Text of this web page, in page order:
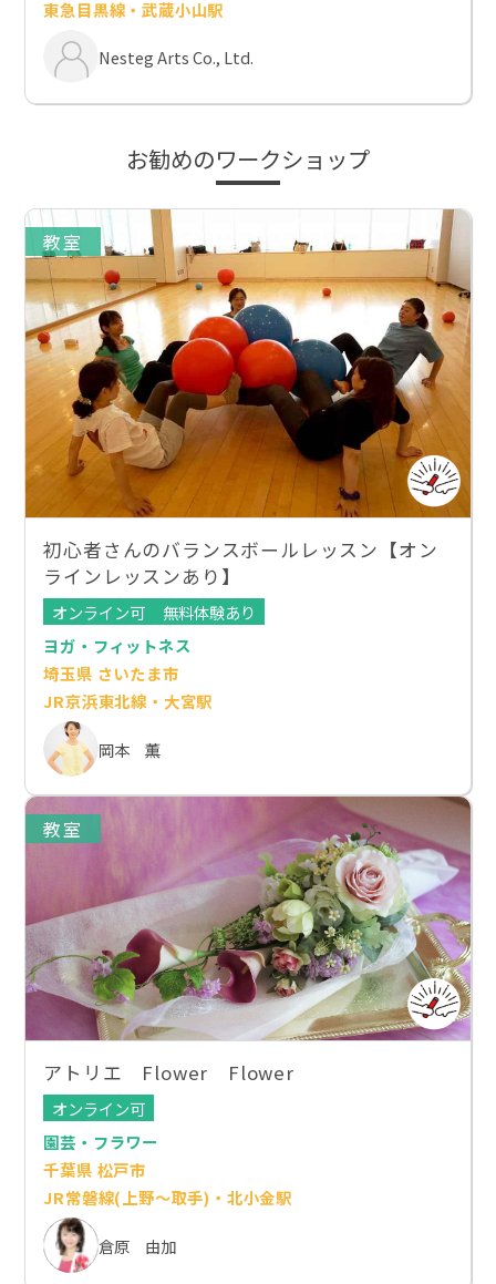
東急目黒線・武蔵小山駅
Nesteg Arts Co., Ltd.
お勧めのワークショップ
教室
初心者さんのバランスボールレッスン【オン
ラインレッスンあり】
オンライン可
無料体験あり
ヨガ・フィットネス
埼玉県 さいたま市
JR京浜東北線・大宮駅
岡本 薫
教室
アトリエ Flower Flower
オンライン可
園芸・フラワー
千葉県 松戸市
JR常磐線(上野～取手)・北小金駅
倉原 由加